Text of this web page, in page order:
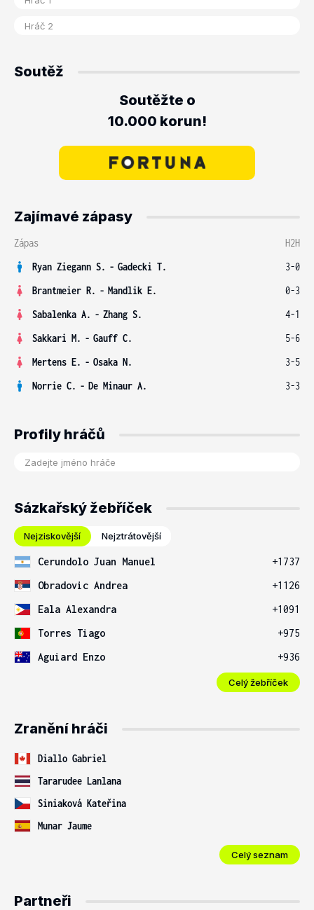
Soutěž
Soutěžte o
10.000 korun!
Zajímavé zápasy
Zápas
H2H
Ryan Ziegann S. - Gadecki T.
3-0
Brantmeier R. - Mandlik E.
0-3
Sabalenka A. - Zhang S.
4-1
Sakkari M. - Gauff C.
5-6
Mertens E. - Osaka N.
3-5
Norrie C. - De Minaur A. 3-3
Profily hráčů
Sázkařský žebříček
Nejziskovější Nejztrátovější
Cerundolo Juan Manuel
+1737
Obradovic Andrea
+1126
Eala Alexandra
+1091
Torres Tiago
+975
Aguiard Enzo
+936
Celý žebříček
Zranění hráči
Diallo Gabriel
Tararudee Lanlana
Siniaková Kateřina
Munar Jaume
Celý seznam
Partneři